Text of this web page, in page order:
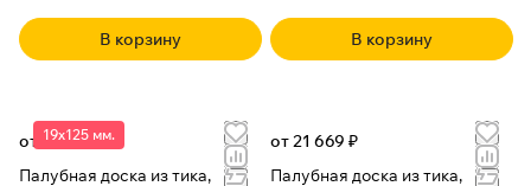
В корзину В корзину
19x125 мм.
от 18 436 ₽
Палубная доска из тика,
от 21 669 ₽
Палубная доска из тика,